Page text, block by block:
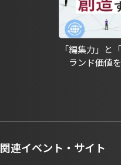
「編集力」と
ランド価値
関連イベント・サイト